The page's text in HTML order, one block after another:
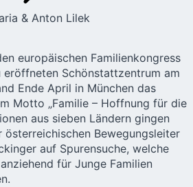
& Anton Lilek
europäischen Familienkongress
Schönstattzentrum am
Ende April in München das
Motto „Familie – Hoffnung für die
aus sieben Ländern gingen
österreichischen Bewegungsleiter
auf Spurensuche, welche
für Junge Familien